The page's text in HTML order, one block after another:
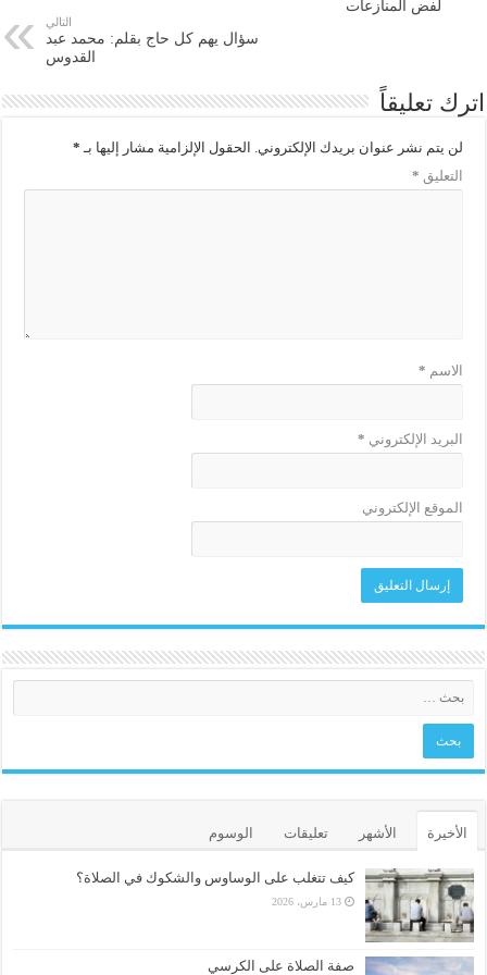
لفض المنازعات
التالي
سؤال يهم كل حاج بقلم: محمد عبد
القدوس
اترك تعليقاً
لن يتم نشر عنوان بريدك الإلكتروني. الحقول الإلزامية مشار إليها بـ *
التعليق *
الاسم *
البريد الإلكتروني *
الموقع الإلكتروني
الأخيرة الأشهر تعليقات الوسوم
كيف تتغلب على الوساوس والشكوك في الصلاة؟
13 مارس، 2026
صفة الصلاة على الكرسي